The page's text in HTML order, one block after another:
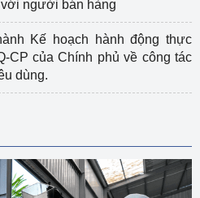
người bán hàng
Kế hoạch hành động thực
CP của Chính phủ về công tác
dùng.